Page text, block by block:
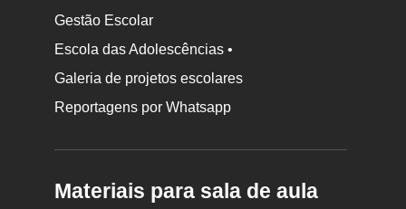
Gestão Escolar
Escola das Adolescências •
Galeria de projetos escolares
Reportagens por Whatsapp
Materiais para sala de aula